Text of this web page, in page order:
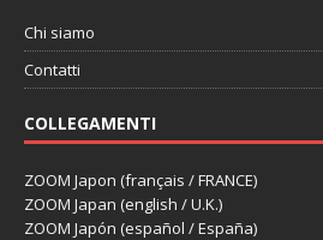
Chi siamo
Contatti
COLLEGAMENTI
ZOOM Japon (français / FRANCE)
ZOOM Japan (english / U.K.)
ZOOM Japón (español / España)